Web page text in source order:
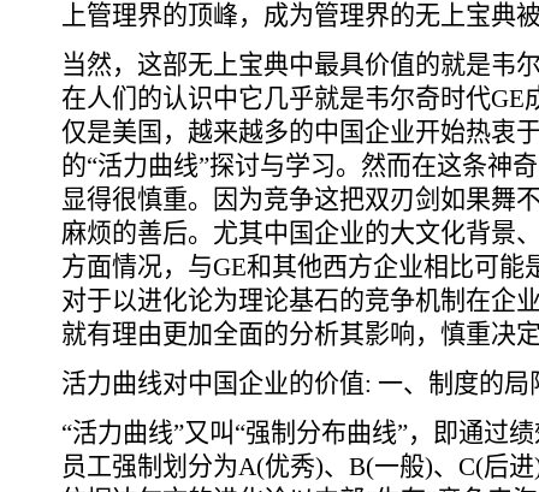
上管理界的顶峰，成为管理界的无上宝典
当然，这部无上宝典中最具价值的就是韦
在人们的认识中它几乎就是韦尔奇时代GE
仅是美国，越来越多的中国企业开始热衷
的“活力曲线”探讨与学习。然而在这条神
显得很慎重。因为竞争这把双刃剑如果舞
麻烦的善后。尤其中国企业的大文化背景
方面情况，与GE和其他西方企业相比可能
对于以进化论为理论基石的竞争机制在企
就有理由更加全面的分析其影响，慎重决
活力曲线对中国企业的价值: 一、制度的局
“活力曲线”又叫“强制分布曲线”，即通过
员工强制划分为A(优秀)、B(一般)、C(后